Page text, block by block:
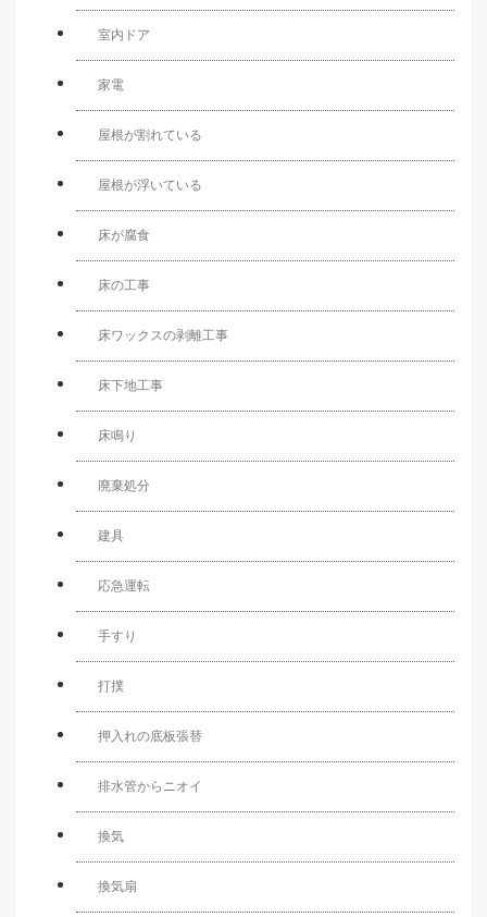
室内ドア
家電
屋根が割れている
屋根が浮いている
床が腐食
床の工事
床ワックスの剥離工事
床下地工事
床鳴り
廃棄処分
建具
応急運転
手すり
打撲
押入れの底板張替
排水管からニオイ
換気
換気扇